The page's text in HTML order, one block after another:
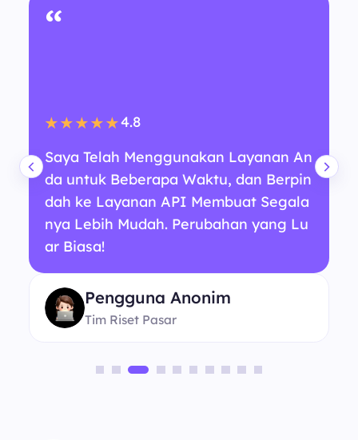
“
★★★★★4.8
Saya Telah Menggunakan Layanan An
da untuk Beberapa Waktu, dan Berpin
dah ke Layanan API Membuat Segala
nya Lebih Mudah. Perubahan yang Lu
ar Biasa!
Pengguna Anonim
Tim Riset Pasar